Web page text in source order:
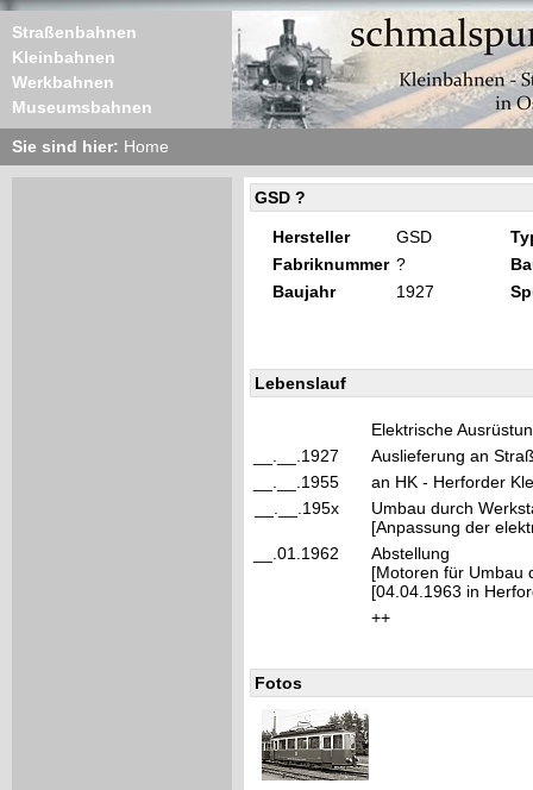
Straßenbahnen
Kleinbahnen
Werkbahnen
Museumsbahnen
Sie sind hier: Home
GSD ?
Hersteller GSD
Fabriknummer ?
Baujahr
1927
Lebenslauf
Elektrische
__.__.1927
Auslieferung an
__.__.1955
an HK - Herforder
__.__.195x
Umbau durch
[Anpassung der
__.01.1962
Abstellung
[Motoren für Umbau
[04.04.1963 in
++
Fotos